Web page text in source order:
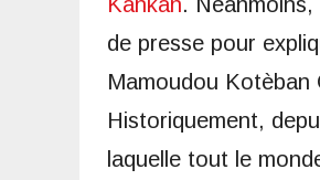
de presse pour
Mamoudou Kotèban
Historiquement,
laquelle tout le